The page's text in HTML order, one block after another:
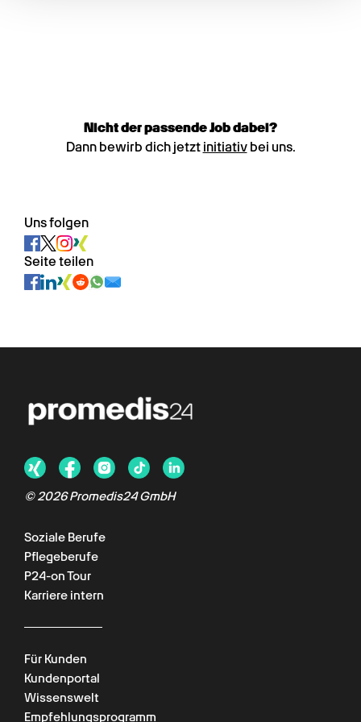
Nicht der passende Job dabei?
Dann bewirb dich jetzt initiativbei uns.
Uns folgen
Seite teilen
© 2026 Promedis24 GmbH
Soziale Berufe
Pflegeberufe
P24-on Tour
Karriere intern
Für Kunden
Kundenportal
Wissenswelt
Empfehlungsprogramm